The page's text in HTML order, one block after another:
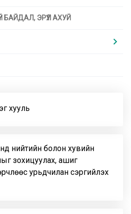
ЭРҮҮЛ АХУЙ
chevron_right
хууль
нийтийн болон хувийн
зохицуулах, ашиг
урьдчилан сэргийлэх